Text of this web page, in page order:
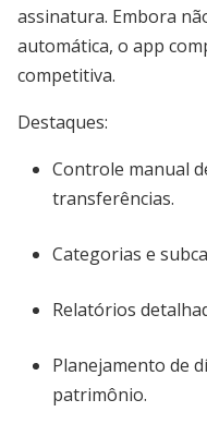
assinatura. Embora
automática, o app
competitiva.
Destaques:
Controle manual
transferências.
Categorias e
Relatórios
Planejamento de
patrimônio.